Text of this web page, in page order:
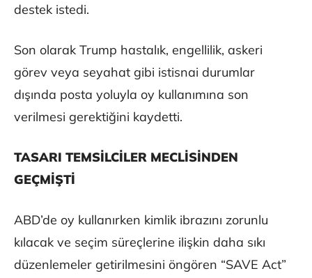
destek istedi.
Son olarak Trump hastalık, engellilik, askeri
görev veya seyahat gibi istisnai durumlar
dışında posta yoluyla oy kullanımına son
verilmesi gerektiğini kaydetti.
TASARI TEMSİLCİLER MECLİSİNDEN
GEÇMİŞTİ
ABD’de oy kullanırken kimlik ibrazını zorunlu
kılacak ve seçim süreçlerine ilişkin daha sıkı
düzenlemeler getirilmesini öngören “SAVE Act”